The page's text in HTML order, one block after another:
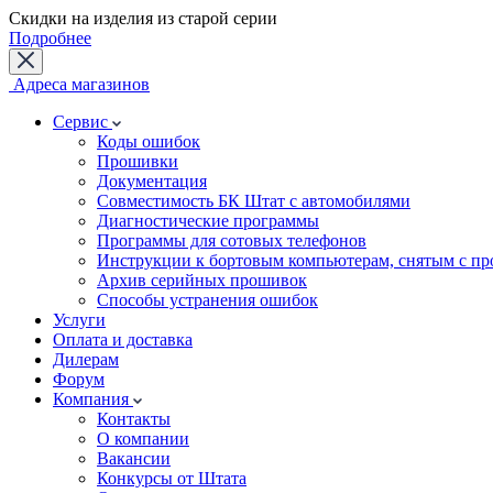
Скидки на изделия из старой серии
Подробнее
Адреса магазинов
Сервис
Коды ошибок
Прошивки
Документация
Совместимость БК Штат с автомобилями
Диагностические программы
Программы для сотовых телефонов
Инструкции к бортовым компьютерам, снятым с
Архив серийных прошивок
Способы устранения ошибок
Услуги
Оплата и доставка
Дилерам
Форум
Компания
Контакты
О компании
Вакансии
Конкурсы от Штата